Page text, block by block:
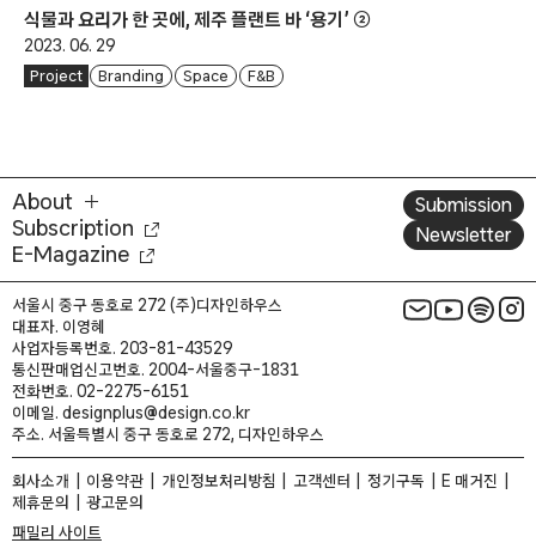
식물과 요리가 한 곳에, 제주 플랜트 바 ‘용기’ ②
2023. 06. 29
Project Branding Space F&B
About
Subscription
E-Magazine
Submission
Newsletter
서울시 중구 동호로 272 (주)디자인하우스
대표자. 이영혜
사업자등록번호. 203-81-43529
통신판매업신고번호. 2004-서울중구-1831
전화번호. 02-2275-6151
이메일. designplus@design.co.kr
주소. 서울특별시 중구 동호로 272, 디자인하우스
회사소개 이용약관 개인정보처리방침 고객센터 정기구독
E 매거진
제휴문의
광고문의
패밀리 사이트